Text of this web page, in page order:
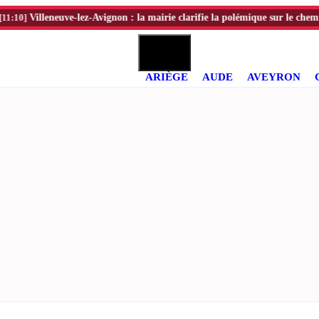
Villeneuve-lez-Avignon : la mairie clarifie la polémique sur le chemin de
ARIÈGE AUDE AVEYRON